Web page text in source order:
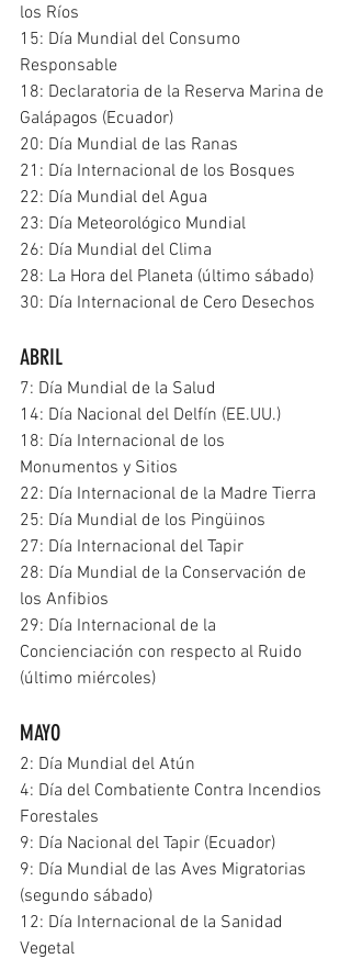
los Ríos
15: Día Mundial del Consumo
Responsable
18: Declaratoria de la Reserva Marina de
Galápagos (Ecuador)
20: Día Mundial de las Ranas
21: Día Internacional de los Bosques
22: Día Mundial del Agua
23: Día Meteorológico Mundial
26: Día Mundial del Clima
28: La Hora del Planeta (último sábado)
30: Día Internacional de Cero Desechos
ABRIL
7: Día Mundial de la Salud
14: Día Nacional del Delfín (EE.UU.)
18: Día Internacional de los
Monumentos y Sitios
22: Día Internacional de la Madre Tierra
25: Día Mundial de los Pingüinos
27: Día Internacional del Tapir
28: Día Mundial de la Conservación de
los Anfibios
29: Día Internacional de la
Concienciación con respecto al Ruido
(último miércoles)
MAYO
2: Día Mundial del Atún
4: Día del Combatiente Contra Incendios
Forestales
9: Día Nacional del Tapir (Ecuador)
9: Día Mundial de las Aves Migratorias
(segundo sábado)
12: Día Internacional de la Sanidad
Vegetal